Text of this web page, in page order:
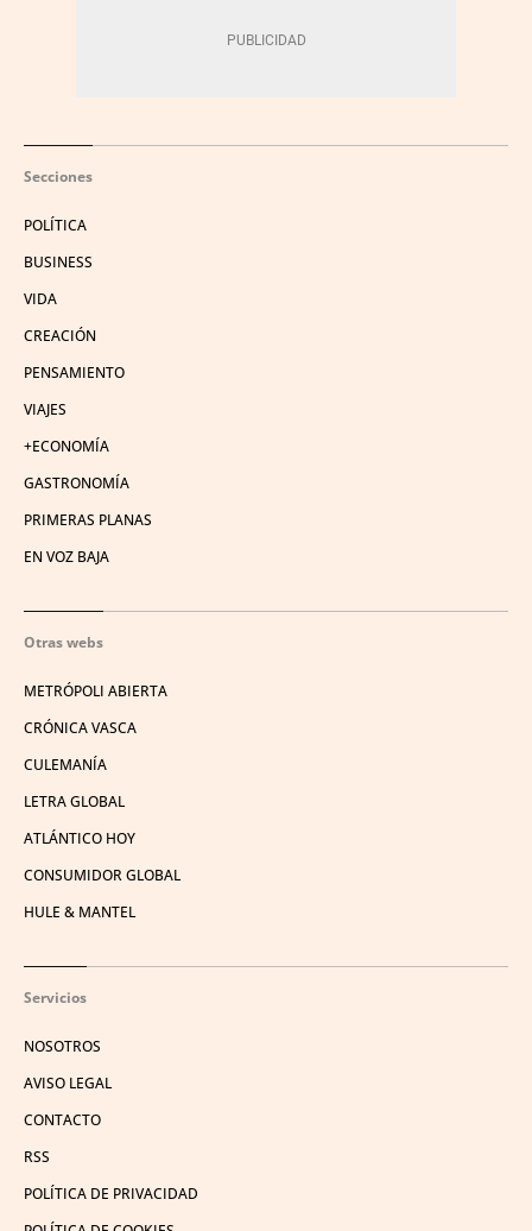
Secciones
POLÍTICA
BUSINESS
VIDA
CREACIÓN
PENSAMIENTO
VIAJES
+ECONOMÍA
GASTRONOMÍA
PRIMERAS PLANAS
EN VOZ BAJA
Otras webs
METRÓPOLI ABIERTA
CRÓNICA VASCA
CULEMANÍA
LETRA GLOBAL
ATLÁNTICO HOY
CONSUMIDOR GLOBAL
HULE & MANTEL
Servicios
NOSOTROS
AVISO LEGAL
CONTACTO
RSS
POLÍTICA DE PRIVACIDAD